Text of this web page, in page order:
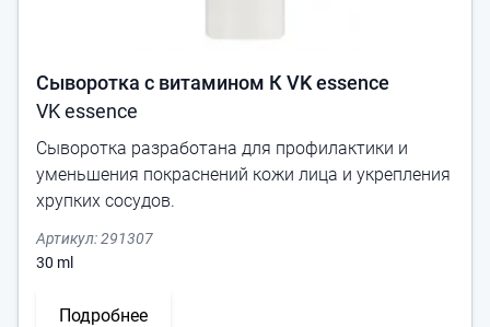
Сыворотка с витамином К VK essence
VK essence
Сыворотка разработана для профилактики и
уменьшения покраснений кожи лица и укрепления
хрупких сосудов.
Артикул:291307
30 ml
Подробнее